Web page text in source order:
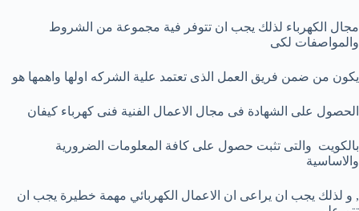
مجال الكهرباء لذلك يجب ان تتوفر فية مجموعة من الشروط
والمواصفات لكى
يكون من ضمن فريق العمل الذى تعتمد علية الشركه اولها واهمها هو
الحصول على الشهادة فى مجال الاعمال الفنية فنى كهرباء كيفان
بالكويت والتى تثبت حصول على كافة المعلومات الضرورية
والاساسية
, و لذلك يجب ان يراعى ان الاعمال الكهربائي مهمة خطيرة يجب ان